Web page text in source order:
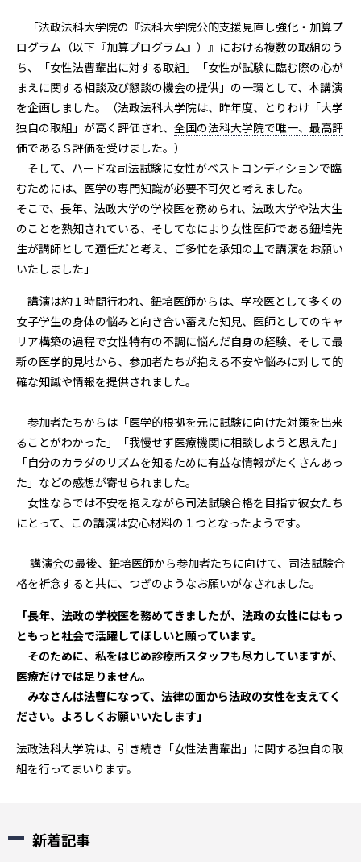
「法政法科大学院の『法科大学院公的支援見直し強化・加算プ
ログラム（以下『加算プログラム』）』における複数の取組のう
ち、「女性法曹輩出に対する取組」「女性が試験に臨む際の心が
まえに関する相談及び懇談の機会の提供」の一環として、本講演
を企画しました。（法政法科大学院は、昨年度、とりわけ「大学
独自の取組」が高く評価され、 全国の法科大学院で唯一、最高評
価であるＳ評価を受けました。 ）
そして、ハードな司法試験に女性がベストコンディションで臨
むためには、医学の専門知識が必要不可欠と考えました。
そこで、長年、法政大学の学校医を務められ、法政大学や法大生
のことを熟知されている、そしてなにより女性医師である鈕培先
生が講師として適任だと考え、ご多忙を承知の上で講演をお願い
いたしました」
講演は約１時間行われ、鈕培医師からは、学校医として多くの
女子学生の身体の悩みと向き合い蓄えた知見、医師としてのキャ
リア構築の過程で女性特有の不調に悩んだ自身の経験、そして最
新の医学的見地から、参加者たちが抱える不安や悩みに対して的
確な知識や情報を提供されました。
参加者たちからは「医学的根拠を元に試験に向けた対策を出来
ることがわかった」「我慢せず医療機関に相談しようと思えた」
「自分のカラダのリズムを知るために有益な情報がたくさんあっ
た」などの感想が寄せられました。
女性ならでは不安を抱えながら司法試験合格を目指す彼女たち
にとって、この講演は安心材料の１つとなったようです。
講演会の最後、鈕培医師から参加者たちに向けて、司法試験合
格を祈念すると共に、つぎのようなお願いがなされました。
「長年、法政の学校医を務めてきましたが、法政の女性にはもっ
ともっと社会で活躍してほしいと願っています。
そのために、私をはじめ診療所スタッフも尽力していますが、
医療だけでは足りません。
みなさんは法曹になって、法律の面から法政の女性を支えてく
ださい。よろしくお願いいたします」
法政法科大学院は、引き続き「女性法曹輩出」に関する独自の取
組を行ってまいります。
新着記事